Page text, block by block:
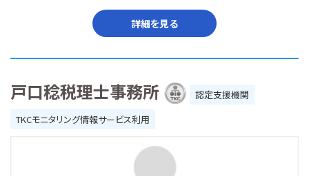
詳細を見る
戸口稔税理士事務所
認定支援機関
TKCモニタリング情報サービス利用